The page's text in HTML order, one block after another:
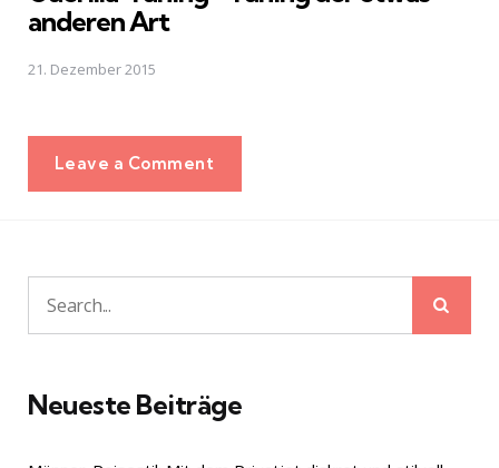
anderen Art
21. Dezember 2015
Leave a Comment
Search
for:
Neueste Beiträge